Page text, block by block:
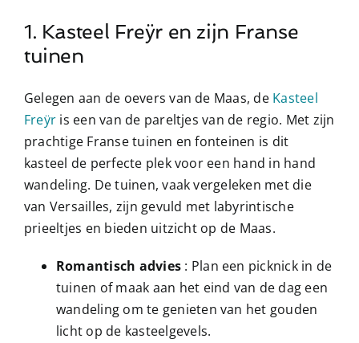
1. Kasteel Freÿr en zijn Franse
tuinen
Gelegen aan de oevers van de Maas, de Kasteel
Freÿr is een van de pareltjes van de regio. Met zijn
prachtige Franse tuinen en fonteinen is dit
kasteel de perfecte plek voor een hand in hand
wandeling. De tuinen, vaak vergeleken met die
van Versailles, zijn gevuld met labyrintische
prieeltjes en bieden uitzicht op de Maas.
Romantisch advies : Plan een picknick in de
tuinen of maak aan het eind van de dag een
wandeling om te genieten van het gouden
licht op de kasteelgevels.